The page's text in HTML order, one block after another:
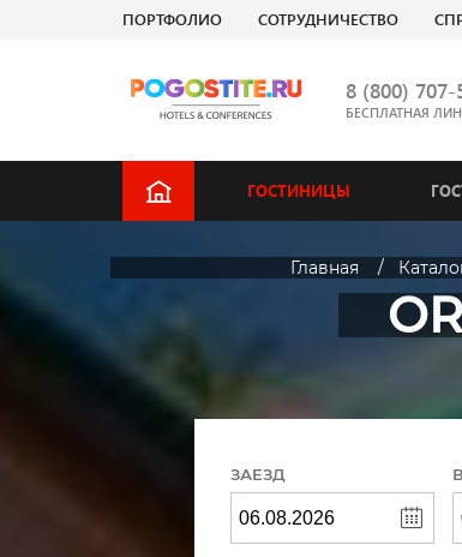
ПОРТФОЛИО СОТРУДНИЧЕСТВО
8 (800) 707-
БЕСПЛАТНАЯ
ГОСТИНИЦЫ
Главная
ЗАЕЗД